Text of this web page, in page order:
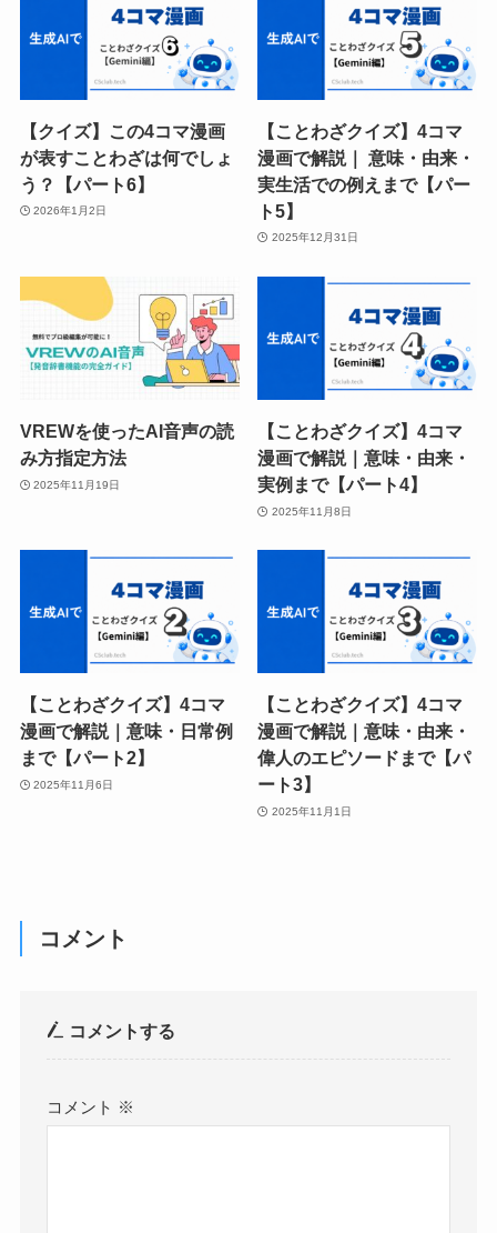
【クイズ】この4コマ漫画
が表すことわざは何でしょ
う？【パート6】
2026年1月2日
【ことわざクイズ】4コマ
漫画で解説｜ 意味・由来・
実生活での例えまで【パー
ト5】
2025年12月31日
VREWを使ったAI音声の読
み方指定方法
2025年11月19日
【ことわざクイズ】4コマ
漫画で解説｜意味・由来・
実例まで【パート4】
2025年11月8日
【ことわざクイズ】4コマ
漫画で解説｜意味・日常例
まで【パート2】
2025年11月6日
【ことわざクイズ】4コマ
漫画で解説｜意味・由来・
偉人のエピソードまで【パ
ート3】
2025年11月1日
コメント
コメントする
コメント ※